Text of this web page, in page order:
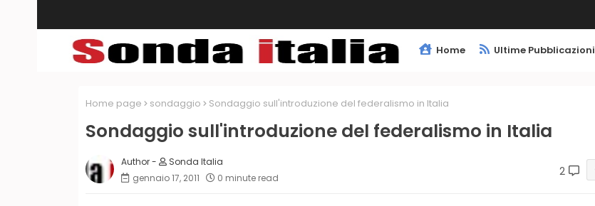
Home Ultime Pubblicazioni
Home page sondaggio Sondaggio sull'introduzione del federalismo in Italia
Sondaggio sull'introduzione del federalismo in Italia
Sonda Italia
gennaio 17, 2011
0 minute read 2